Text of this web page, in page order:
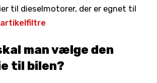
til dieselmotorer, der er egnet til
man vælge den
til bilen?